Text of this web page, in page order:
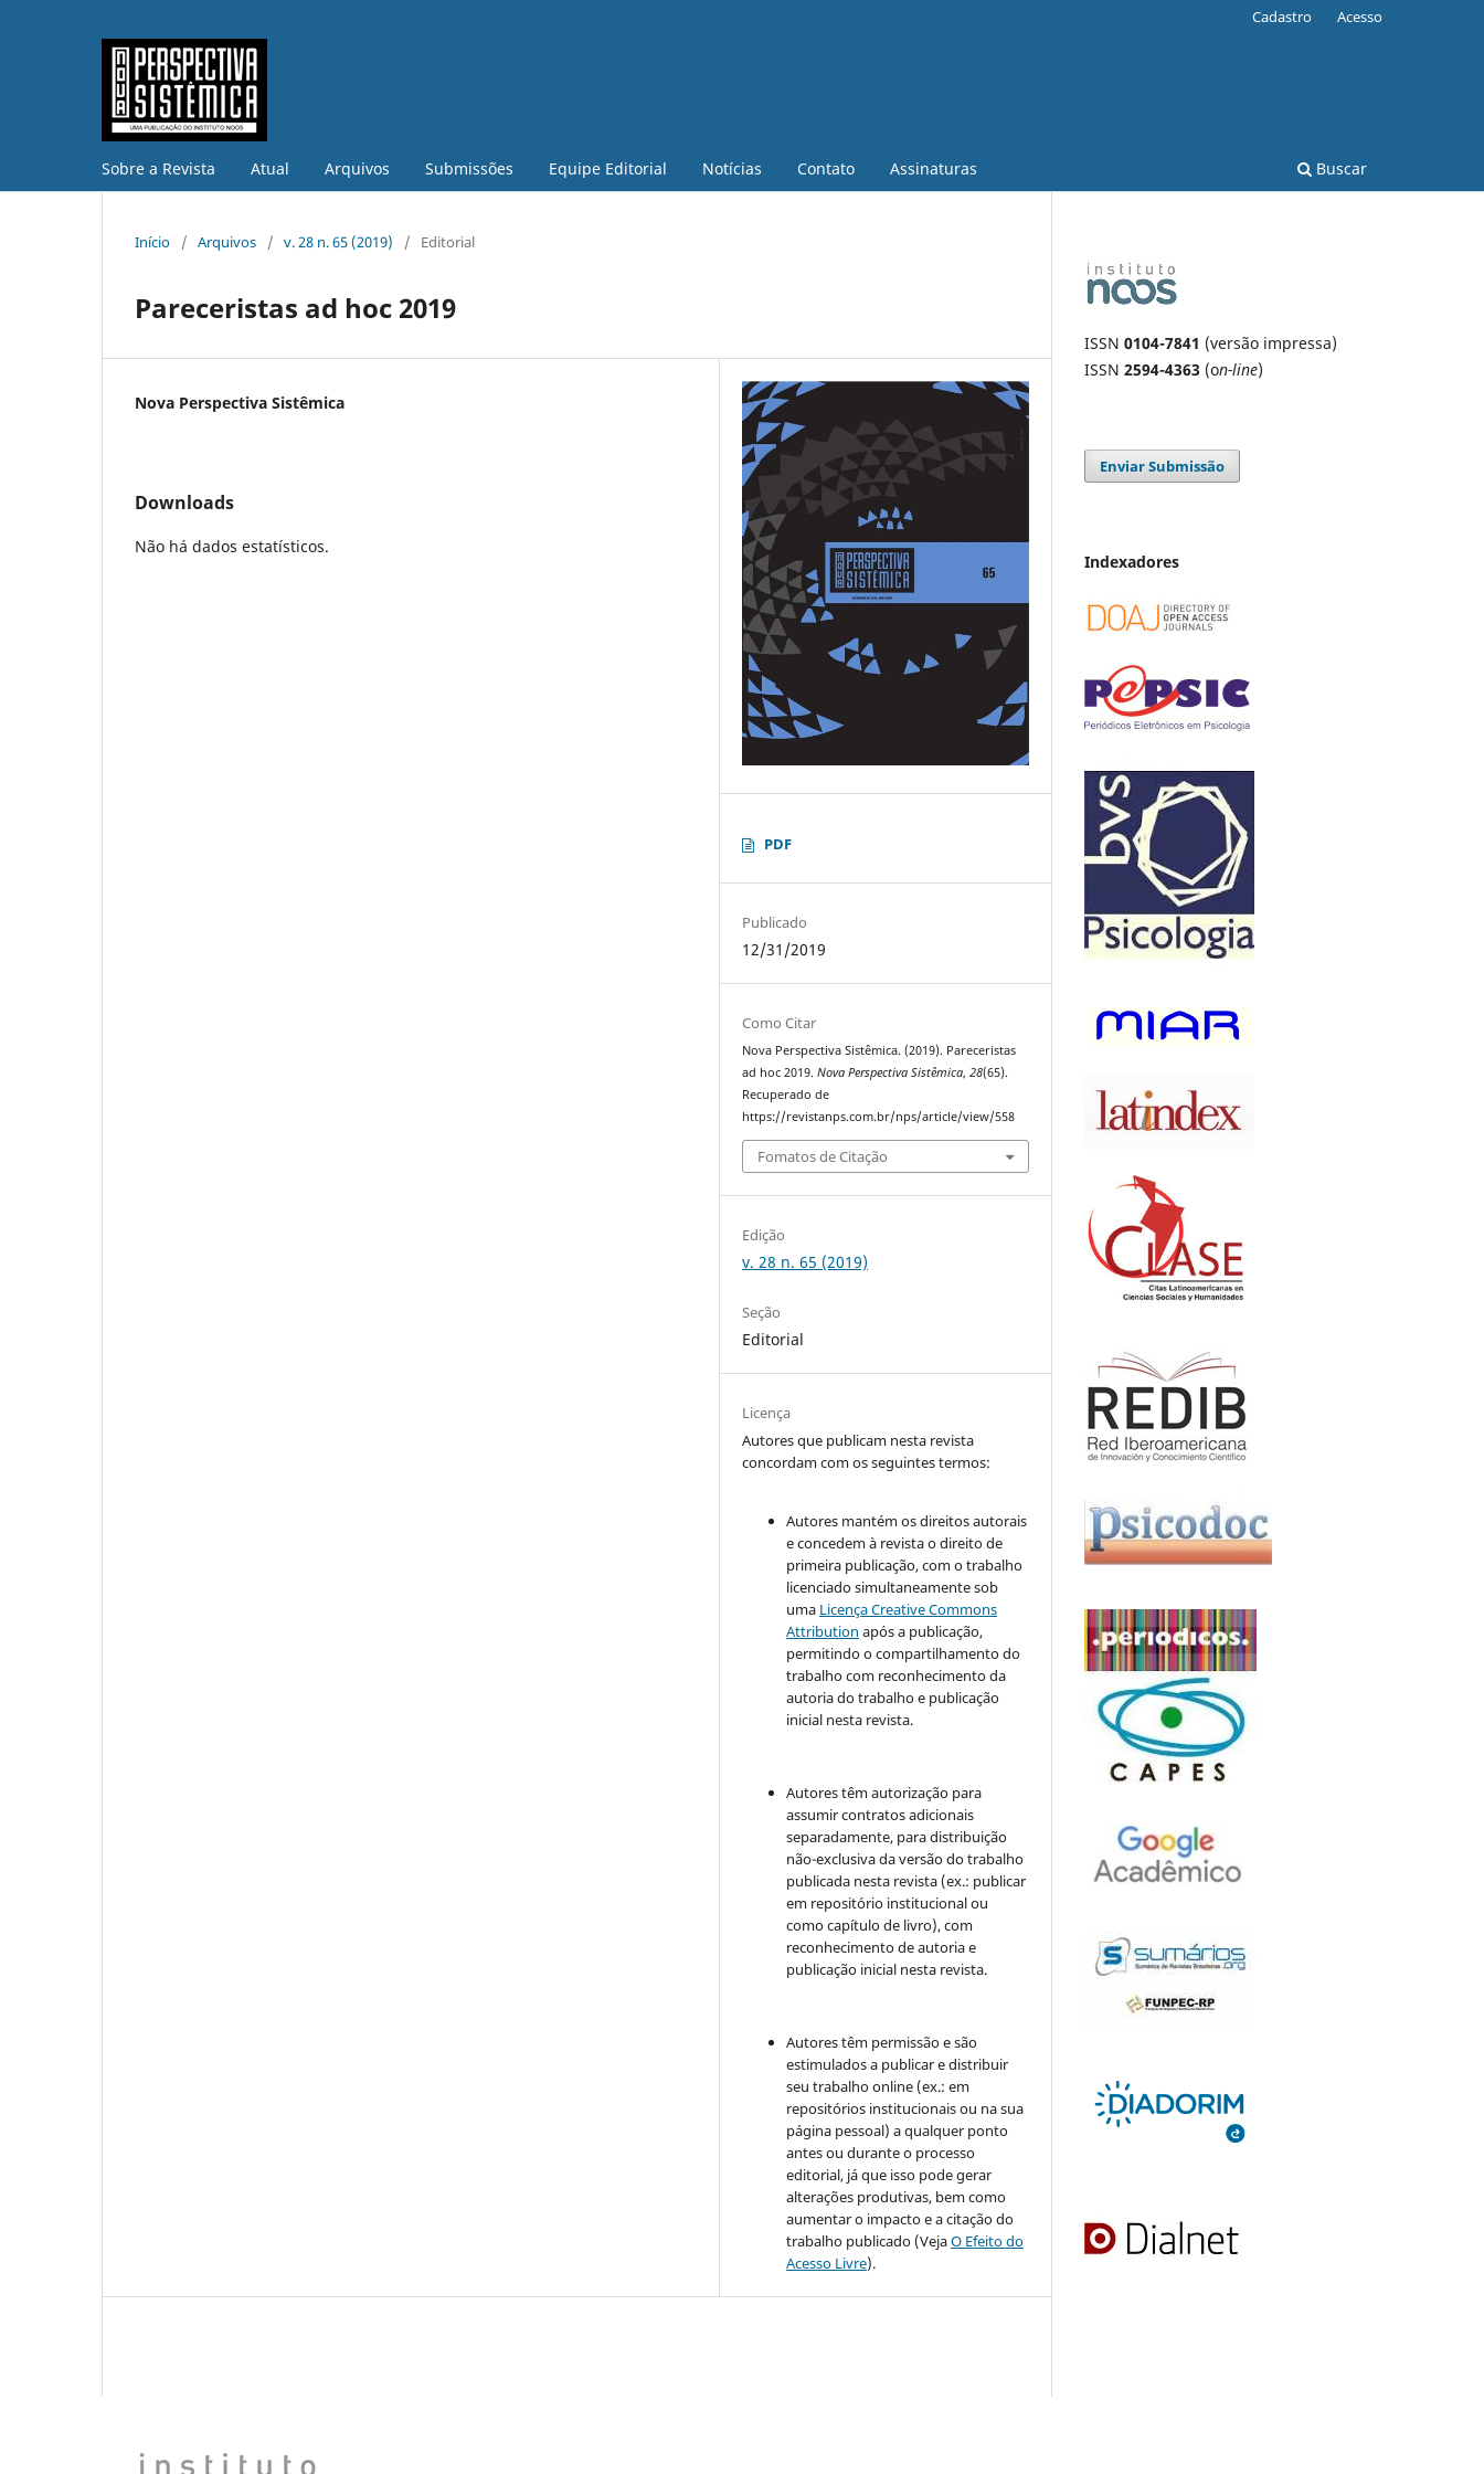
Sobre a Revista Atual Arquivos Submissões Equipe Editorial Notícias Contato Assinaturas Buscar
Cadastro Acesso
Início / Arquivos / v. 28 n. 65 (2019) / Editorial
Pareceristas ad hoc 2019
Nova Perspectiva Sistêmica
Downloads
Não há dados estatísticos.
PDF
Publicado
12/31/2019
Como Citar
Nova Perspectiva Sistêmica. (2019). Pareceristas
ad hoc 2019.Nova Perspectiva Sistêmica,28(65).
Recuperado de
https://revistanps.com.br/nps/article/view/558
Fomatos de Citação
Edição
v. 28 n. 65 (2019)
Seção
Editorial
Licença
Autores que publicam nesta revista
concordam com os seguintes termos:
Autores mantém os direitos autorais
e concedem à revista o direito de
primeira publicação, com o trabalho
licenciado simultaneamente sob
uma Licença Creative Commons
Attribution após a publicação,
permitindo o compartilhamento do
trabalho com reconhecimento da
autoria do trabalho e publicação
inicial nesta revista.
Autores têm autorização para
assumir contratos adicionais
separadamente, para distribuição
não-exclusiva da versão do trabalho
publicada nesta revista (ex.: publicar
em repositório institucional ou
como capítulo de livro), com
reconhecimento de autoria e
publicação inicial nesta revista.
Autores têm permissão e são
estimulados a publicar e distribuir
seu trabalho online (ex.: em
repositórios institucionais ou na sua
página pessoal) a qualquer ponto
antes ou durante o processo
editorial, já que isso pode gerar
alterações produtivas, bem como
aumentar o impacto e a citação do
trabalho publicado (VejaO Efeito do
Acesso Livre).
ISSN 0104-7841 (versão impressa)
ISSN 2594-4363 (on-line)
Enviar Submissão
Indexadores